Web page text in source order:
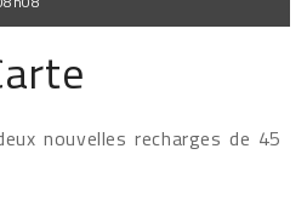
nouvelles recharges de 45